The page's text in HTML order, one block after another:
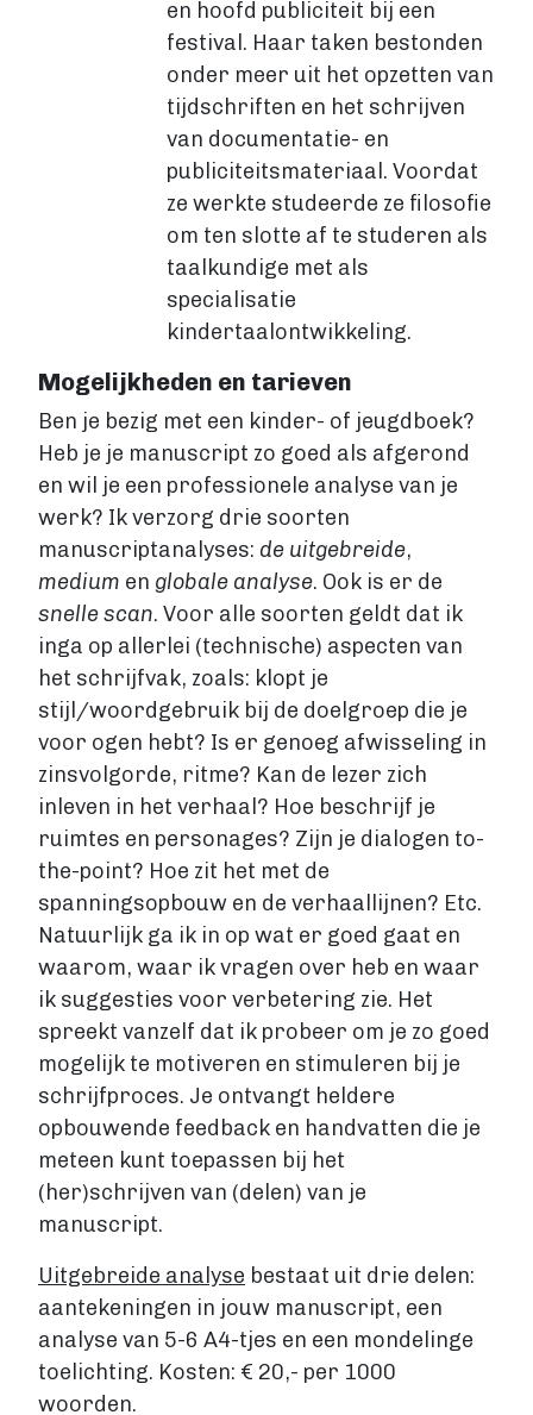
E-BOOK UITGEVEN
Boek uitgeven als e-book
Wat is een e-book?
E-book opmaken
E-book verkopen
Stappenplan
Boek schrijven
BOEK SCHRIJVEN
Boek redigeren
Zakelijk boek
Lifestyle boek
Kennis boek
Fictie boek
Luisterboek
Zakelijk boek
Coachingboek
Marketingboek
LIFESTYLE
Lifestyle
Biografie
Dagboek
Gezondheidsboek
Kookboek
Reisboek
Boek schrijven
FICTIE
Fictie
Chicklit
Fantasy
Kinderboek
Roman
Thriller
Support
Diensten
Prijzen
Blog
Over ons
en hoofd publiciteit bij een
festival. Haar taken bestonden
onder meer uit het opzetten van
tijdschriften en het schrijven
van documentatie- en
publiciteitsmateriaal. Voordat
ze werkte studeerde ze filosofie
om ten slotte af te studeren als
taalkundige met als
specialisatie
kindertaalontwikkeling.
Mogelijkheden en tarieven
Ben je bezig met een kinder- of jeugdboek?
Heb je je manuscript zo goed als afgerond
en wil je een professionele analyse van je
werk? Ik verzorg drie soorten
manuscriptanalyses: de uitgebreide,
medium en globale analyse. Ook is er de
snelle scan. Voor alle soorten geldt dat ik
inga op allerlei (technische) aspecten van
het schrijfvak, zoals: klopt je
stijl/woordgebruik bij de doelgroep die je
voor ogen hebt? Is er genoeg afwisseling in
zinsvolgorde, ritme? Kan de lezer zich
inleven in het verhaal? Hoe beschrijf je
ruimtes en personages? Zijn je dialogen to-
the-point? Hoe zit het met de
spanningsopbouw en de verhaallijnen? Etc.
Natuurlijk ga ik in op wat er goed gaat en
waarom, waar ik vragen over heb en waar
ik suggesties voor verbetering zie. Het
spreekt vanzelf dat ik probeer om je zo goed
mogelijk te motiveren en stimuleren bij je
schrijfproces. Je ontvangt heldere
opbouwende feedback en handvatten die je
meteen kunt toepassen bij het
(her)schrijven van (delen) van je
manuscript.
Uitgebreide analyse bestaat uit drie delen:
aantekeningen in jouw manuscript, een
analyse van 5-6 A4-tjes en een mondelinge
toelichting. Kosten: € 20,- per 1000
woorden.